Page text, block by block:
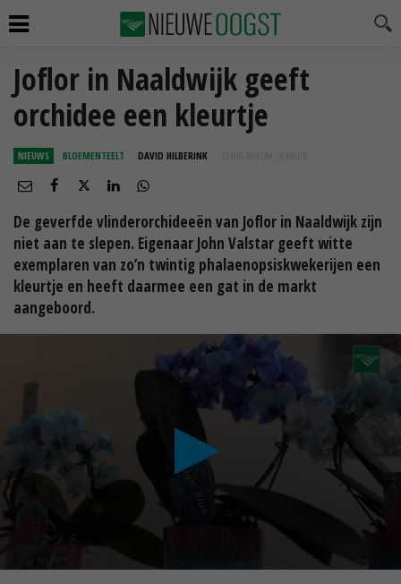
Joflor in Naaldwijk geeft
orchidee een kleurtje
NIEUWS BLOEMENTEELT DAVID HILBERINK 12 AUG 2019 OM 14:49
De geverfde vlinderorchideeën van Joflor in Naaldwijk zijn
niet aan te slepen. Eigenaar John Valstar geeft witte
exemplaren van zo’n twintig phalaenopsiskwekerijen een
kleurtje en heeft daarmee een gat in de markt
aangeboord.